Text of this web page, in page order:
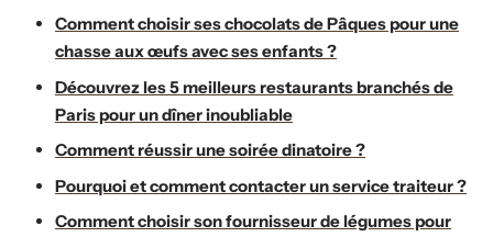
Comment choisir ses chocolats de Pâques pour une
chasse aux œufs avec ses enfants ?
Découvrez les 5 meilleurs restaurants branchés de
Paris pour un dîner inoubliable
Comment réussir une soirée dinatoire ?
Pourquoi et comment contacter un service traiteur ?
Comment choisir son fournisseur de légumes pour